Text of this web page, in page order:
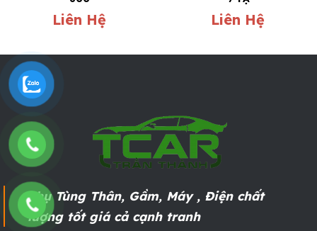
Liên Hệ Liên Hệ
Phụ Tùng Thân, Gầm, Máy , Điện chất
lượng tốt giá cả cạnh tranh